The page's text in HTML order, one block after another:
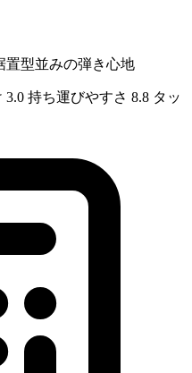
型並みの弾き心地
3.0 持ち運びやすさ 8.8 タッ